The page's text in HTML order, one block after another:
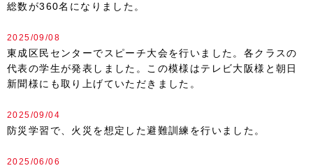
総数が360名になりました。
2025/09/08
東成区民センターでスピーチ大会を行いました。各クラスの
代表の学生が発表しました。この模様はテレビ大阪様と朝日
新聞様にも取り上げていただきました。
2025/09/04
防災学習で、火災を想定した避難訓練を行いました。
2025/06/06